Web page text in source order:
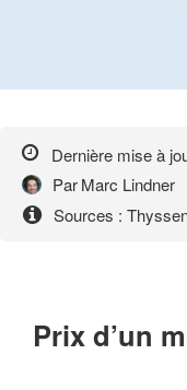
Dernière mise à
ParMarc Lindner
Sources :
Prix d’un